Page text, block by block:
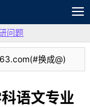
论坛
问题
换成@)
语文专业